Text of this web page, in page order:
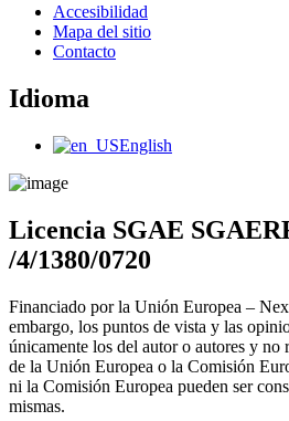
Main
Menu
Accesibilidad
Mapa del sitio
Contacto
Idioma
Main
English
Licencia SGAE
/4/1380/0720
Financiado por la Unión Europea –
embargo, los puntos de vista y las
únicamente los del autor o autores y no
de la Unión Europea o la Comisión
ni la Comisión Europea pueden ser
mismas.